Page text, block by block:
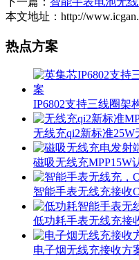
本文地址：http://
热点方案
IP6802支持三线圈架
无线充qi2新标准25W
磁吸无线充MPP15W
智能手表无线充接收
低功耗手表无线充接
电子烟无线充接收方